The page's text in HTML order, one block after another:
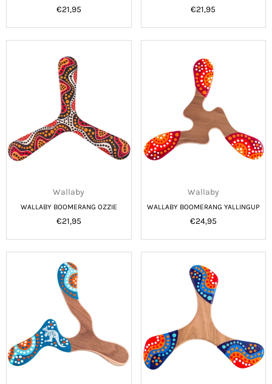
Normale
€21,95
Normale
€21,95
Wallaby
WALLABY BOOMERANG OZZIE
Normale
€21,95
Wallaby
WALLABY BOOMERANG YALLINGUP
Normale
€24,95